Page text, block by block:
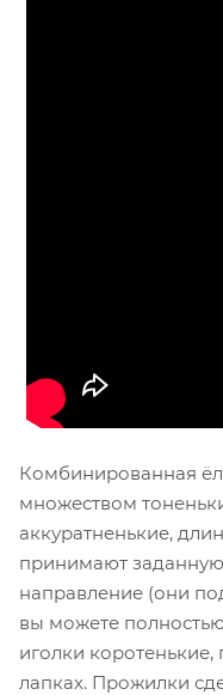
Комбинированная
множеством
аккуратненькие,
принимают
направление (они
вы можете
иголки коротенькие,
лапках. Прожилки